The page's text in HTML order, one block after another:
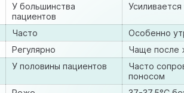
У большинства
пациентов
Часто
Особенно
Регулярно
Чаще после
У половины пациентов
Часто
поносом